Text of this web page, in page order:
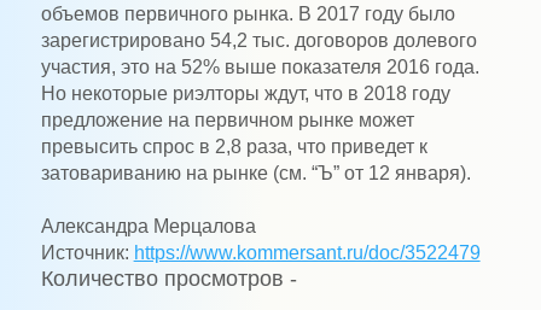
объемов первичного рынка. В 2017 году было
зарегистрировано 54,2 тыс. договоров долевого
участия, это на 52% выше показателя 2016 года.
Но некоторые риэлторы ждут, что в 2018 году
предложение на первичном рынке может
превысить спрос в 2,8 раза, что приведет к
затовариванию на рынке (см. “Ъ” от 12 января).
Александра Мерцалова
Источник: https://www.kommersant.ru/doc/3522479
Количество просмотров -